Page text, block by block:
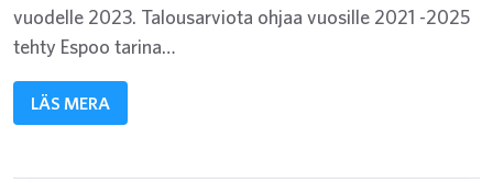
vuodelle 2023. Talousarviota ohjaa vuosille 2021 -2025
tehty Espoo tarina…
LÄS MERA